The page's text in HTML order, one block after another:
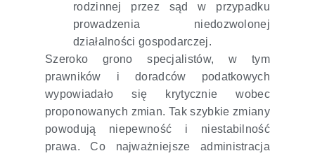
rodzinnej przez sąd w przypadku
prowadzenia niedozwolonej
działalności gospodarczej.
Szeroko grono specjalistów, w tym
prawników i doradców podatkowych
wypowiadało się krytycznie wobec
proponowanych zmian. Tak szybkie zmiany
powodują niepewność i niestabilność
prawa. Co najważniejsze administracja